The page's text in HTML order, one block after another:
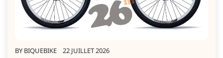
BY BIQUEBIKE 22 JUILLET 2026